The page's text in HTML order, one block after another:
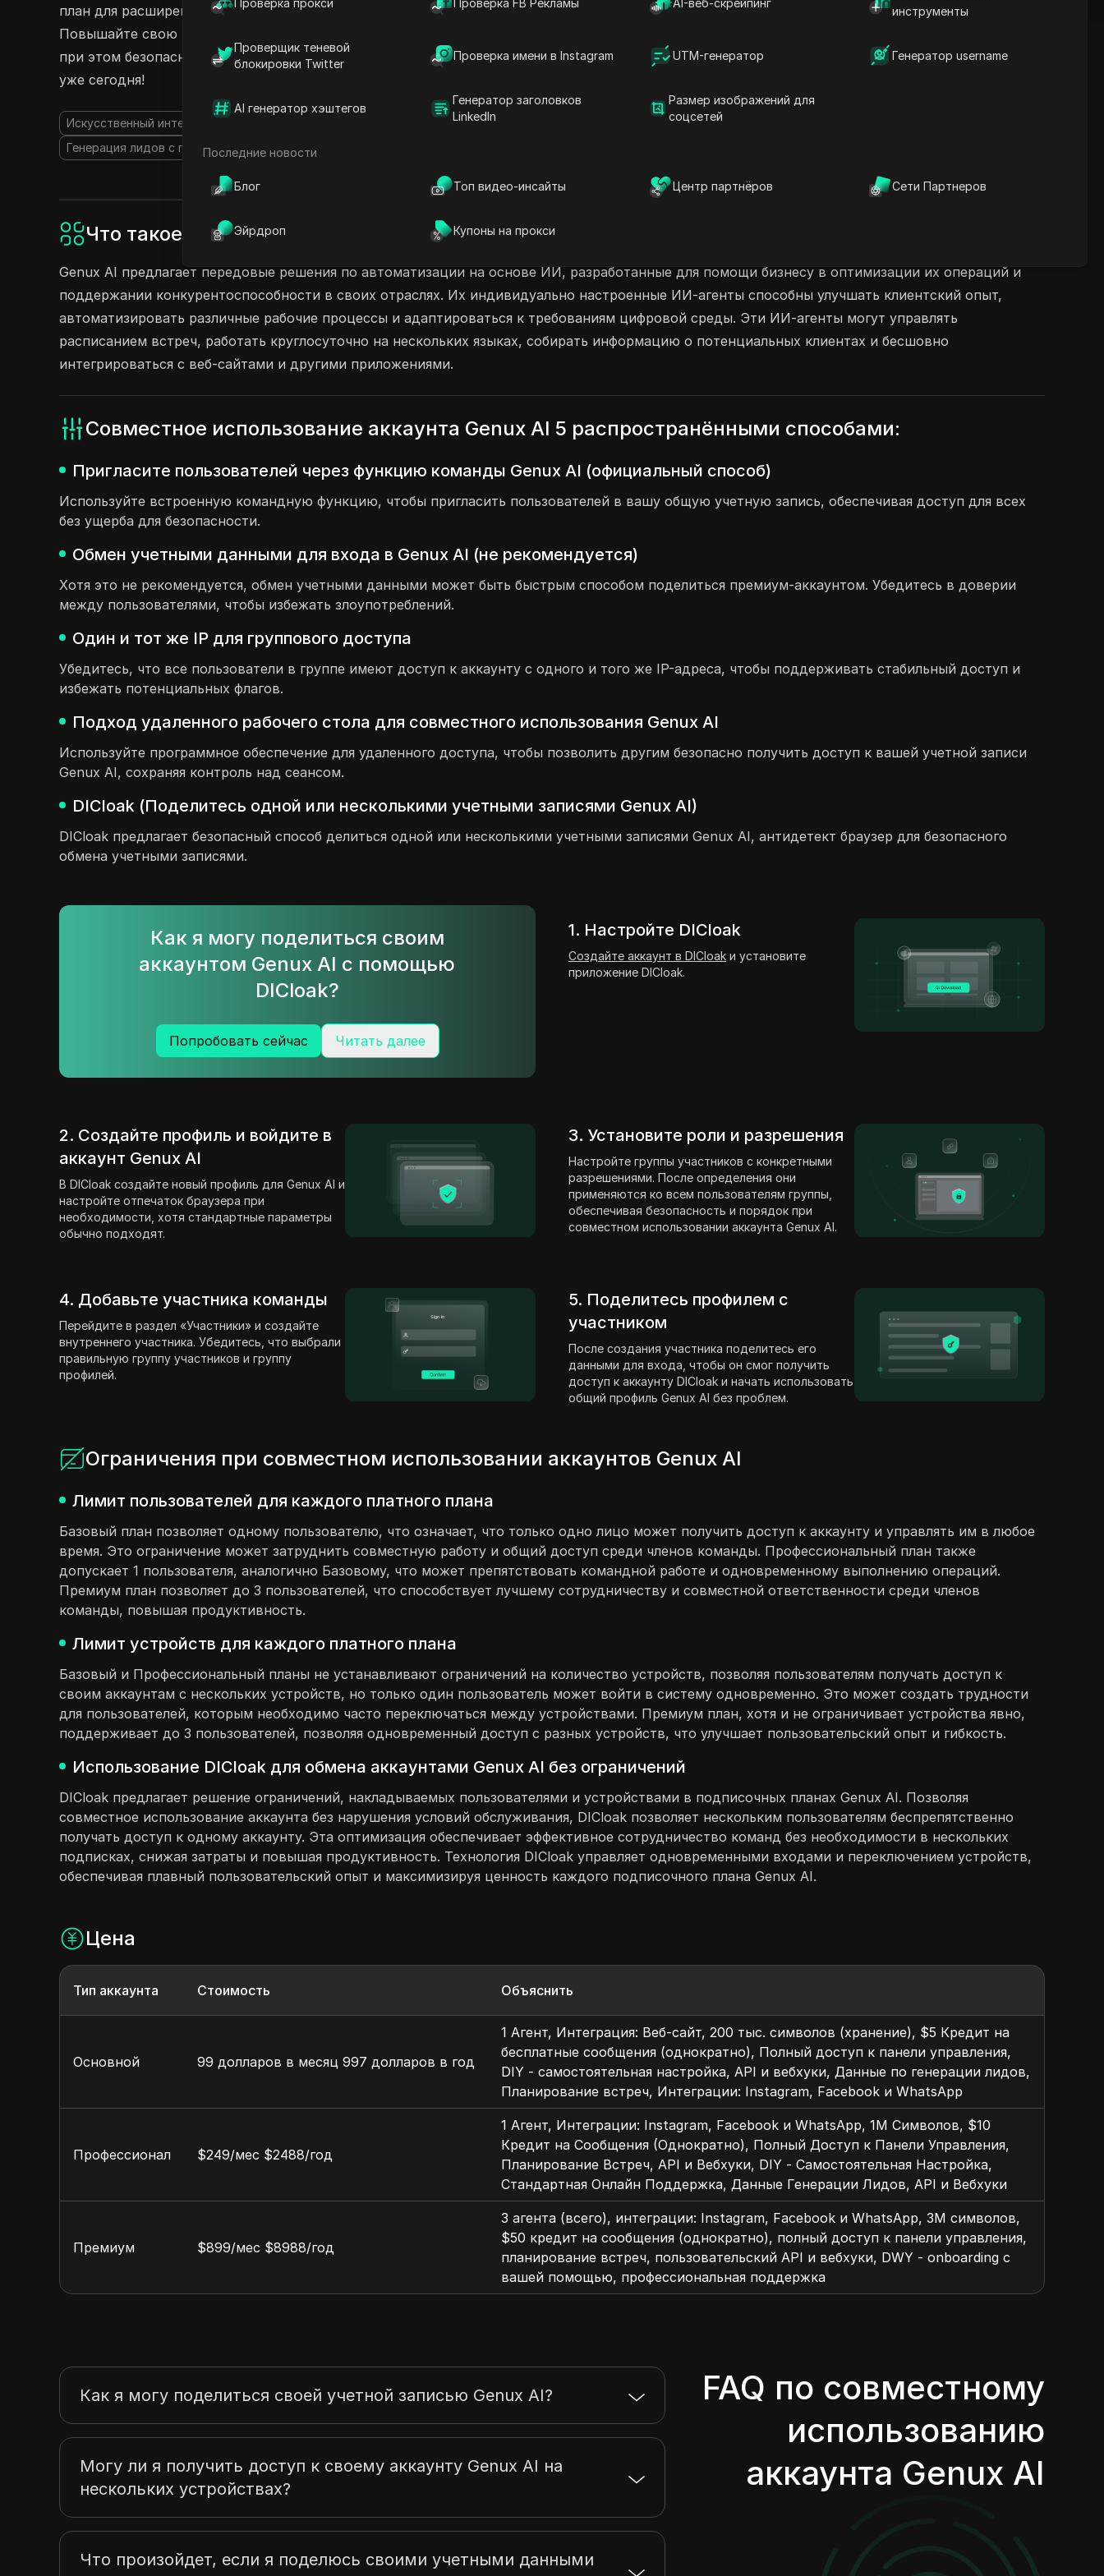
Проверка прокси Проверка FB Рекламы AI-веб-скрейпинг
инструменты
Проверщик теневой
блокировки Twitter
Проверка имени в Instagram UTM-генератор Генератор username
AI генератор хэштегов
Генератор заголовков
LinkedIn
Размер изображений для
соцсетей
Последние новости
Блог Топ видео-инсайты Центр партнёров Сети Партнеров
Эйрдроп Купоны на прокси
план для расширенных возможностей, делиться доступом стало проще простого.
Повышайте свою продуктивность и легко взаимодействуйте с вашей командой, сохраняя
при этом безопасность вашей информации. Начните делиться своими аккаунтами Genux AI
уже сегодня!
Искусственный интеллект
Искусственный интеллект в обслуживании клиентов
Генерация лидов с помощью ИИ
Что такое Genux AI?
Genux AI предлагает передовые решения по автоматизации на основе ИИ, разработанные для помощи бизнесу в оптимизации их операций и
поддержании конкурентоспособности в своих отраслях. Их индивидуально настроенные ИИ-агенты способны улучшать клиентский опыт,
автоматизировать различные рабочие процессы и адаптироваться к требованиям цифровой среды. Эти ИИ-агенты могут управлять
расписанием встреч, работать круглосуточно на нескольких языках, собирать информацию о потенциальных клиентах и бесшовно
интегрироваться с веб-сайтами и другими приложениями.
Совместное использование аккаунта Genux AI 5 распространёнными способами:
Пригласите пользователей через функцию команды Genux AI (официальный способ)
Используйте встроенную командную функцию, чтобы пригласить пользователей в вашу общую учетную запись, обеспечивая доступ для всех
без ущерба для безопасности.
Обмен учетными данными для входа в Genux AI (не рекомендуется)
Хотя это не рекомендуется, обмен учетными данными может быть быстрым способом поделиться премиум-аккаунтом. Убедитесь в доверии
между пользователями, чтобы избежать злоупотреблений.
Один и тот же IP для группового доступа
Убедитесь, что все пользователи в группе имеют доступ к аккаунту с одного и того же IP-адреса, чтобы поддерживать стабильный доступ и
избежать потенциальных флагов.
Подход удаленного рабочего стола для совместного использования Genux AI
Используйте программное обеспечение для удаленного доступа, чтобы позволить другим безопасно получить доступ к вашей учетной записи
Genux AI, сохраняя контроль над сеансом.
DICloak (Поделитесь одной или несколькими учетными записями Genux AI)
DICloak предлагает безопасный способ делиться одной или несколькими учетными записями Genux AI, антидетект браузер для безопасного
обмена учетными записями.
Как я могу поделиться своим
аккаунтом Genux AI с помощью
DICloak?
Попробовать сейчас Читать далее
1. Настройте DICloak
Создайте аккаунт в DICloak и установите
приложение DICloak.
2. Создайте профиль и войдите в
аккаунт Genux AI
В DICloak создайте новый профиль для Genux AI и
настройте отпечаток браузера при
необходимости, хотя стандартные параметры
обычно подходят.
3. Установите роли и разрешения
Настройте группы участников с конкретными
разрешениями. После определения они
применяются ко всем пользователям группы,
обеспечивая безопасность и порядок при
совместном использовании аккаунта Genux AI.
4. Добавьте участника команды
Перейдите в раздел «Участники» и создайте
внутреннего участника. Убедитесь, что выбрали
правильную группу участников и группу
профилей.
5. Поделитесь профилем с
участником
После создания участника поделитесь его
данными для входа, чтобы он смог получить
доступ к аккаунту DICloak и начать использовать
общий профиль Genux AI без проблем.
Ограничения при совместном использовании аккаунтов Genux AI
Лимит пользователей для каждого платного плана
Базовый план позволяет одному пользователю, что означает, что только одно лицо может получить доступ к аккаунту и управлять им в любое
время. Это ограничение может затруднить совместную работу и общий доступ среди членов команды. Профессиональный план также
допускает 1 пользователя, аналогично Базовому, что может препятствовать командной работе и одновременному выполнению операций.
Премиум план позволяет до 3 пользователей, что способствует лучшему сотрудничеству и совместной ответственности среди членов
команды, повышая продуктивность.
Лимит устройств для каждого платного плана
Базовый и Профессиональный планы не устанавливают ограничений на количество устройств, позволяя пользователям получать доступ к
своим аккаунтам с нескольких устройств, но только один пользователь может войти в систему одновременно. Это может создать трудности
для пользователей, которым необходимо часто переключаться между устройствами. Премиум план, хотя и не ограничивает устройства явно,
поддерживает до 3 пользователей, позволяя одновременный доступ с разных устройств, что улучшает пользовательский опыт и гибкость.
Использование DICloak для обмена аккаунтами Genux AI без ограничений
DICloak предлагает решение ограничений, накладываемых пользователями и устройствами в подписочных планах Genux AI. Позволяя
совместное использование аккаунта без нарушения условий обслуживания, DICloak позволяет нескольким пользователям беспрепятственно
получать доступ к одному аккаунту. Эта оптимизация обеспечивает эффективное сотрудничество команд без необходимости в нескольких
подписках, снижая затраты и повышая продуктивность. Технология DICloak управляет одновременными входами и переключением устройств,
обеспечивая плавный пользовательский опыт и максимизируя ценность каждого подписочного плана Genux AI.
Цена
Тип аккаунта Стоимость Объяснить
Основной 99 долларов в месяц 997 долларов в год
1 Агент, Интеграция: Веб-сайт, 200 тыс. символов (хранение), $5 Кредит на
бесплатные сообщения (однократно), Полный доступ к панели управления,
DIY - самостоятельная настройка, API и вебхуки, Данные по генерации лидов,
Планирование встреч, Интеграции: Instagram, Facebook и WhatsApp
Профессионал $249/мес $2488/год
1 Агент, Интеграции: Instagram, Facebook и WhatsApp, 1M Символов, $10
Кредит на Сообщения (Однократно), Полный Доступ к Панели Управления,
Планирование Встреч, API и Вебхуки, DIY - Самостоятельная Настройка,
Стандартная Онлайн Поддержка, Данные Генерации Лидов, API и Вебхуки
Премиум $899/мес $8988/год
3 агента (всего), интеграции: Instagram, Facebook и WhatsApp, 3M символов,
$50 кредит на сообщения (однократно), полный доступ к панели управления,
планирование встреч, пользовательский API и вебхуки, DWY - onboarding с
вашей помощью, профессиональная поддержка
FAQ по совместному
использованию
аккаунта Genux AI
Как я могу поделиться своей учетной записью Genux AI?
Могу ли я получить доступ к своему аккаунту Genux AI на
нескольких устройствах?
Что произойдет, если я поделюсь своими учетными данными